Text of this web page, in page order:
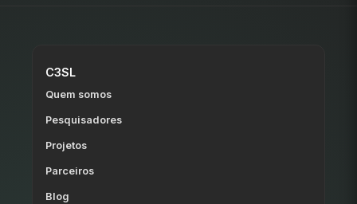
C3SL
Quem somos
Pesquisadores
Projetos
Parceiros
Blog